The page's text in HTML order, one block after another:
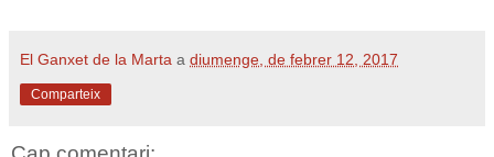
El Ganxet de la Marta a diumenge, de febrer 12, 2017
Comparteix